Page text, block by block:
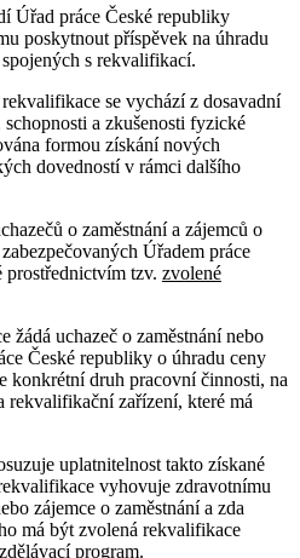
Úřad práce České republiky
poskytnout příspěvek na úhradu
s rekvalifikací.
se vychází z dosavadní
a zkušenosti fyzické
formou získání nových
dovedností v rámci dalšího
o zaměstnání a zájemců o
Úřadem práce
prostřednictvím tzv. zvolené
uchazeč o zaměstnání nebo
České republiky o úhradu ceny
konkrétní druh pracovní činnosti, na
rekvalifikační zařízení, které má
uplatnitelnost takto získané
vyhovuje zdravotnímu
zájemce o zaměstnání a zda
má být zvolená rekvalifikace
program.